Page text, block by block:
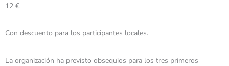
12 €
Con descuento para los participantes locales.
La organización ha previsto obsequios para los tres primeros